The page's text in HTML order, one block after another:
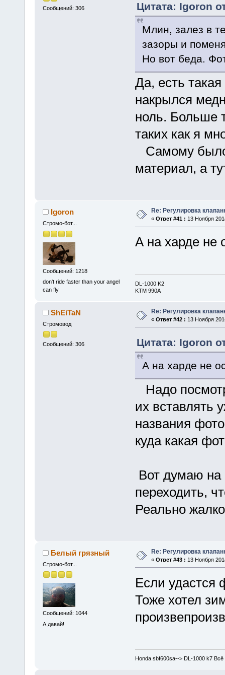
Сообщений: 306
Цитата: Igoron
Млин, залез в
зазоры и
Но вот беда.
Да, есть
накрылся
ноль. Больше
таких как я
Самому было
материал, а
Igoron
Стромо-бот...
Сообщений: 1218
don't ride faster than your angel
can fly
Re: Регулировка
« Ответ #41 : 13 Ноября
А на харде не
DL-1000 K2
KTM 990A
ShEiTaN
Стромовод
Сообщений: 306
Re: Регулировка
« Ответ #42 : 13 Ноября
Цитата: Igoron
А на харде не
Надо
их вставлять
названия
куда какая
Вот думаю на
переходить,
Реально
Белый грязный
Стромо-бот...
Сообщений: 1044
А давай!
Re: Регулировка
« Ответ #43 : 13 Ноября
Если удастся
Тоже хотел
Honda sbf600sa--> DL-1000 k7